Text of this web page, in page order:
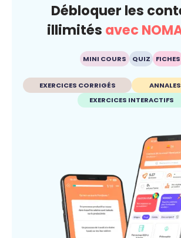
Débloquer les
illimités avec
MINI COURS QUIZ FICHES
EXERCICES CORRIGÉS
EXERCICES INTERACTIFS